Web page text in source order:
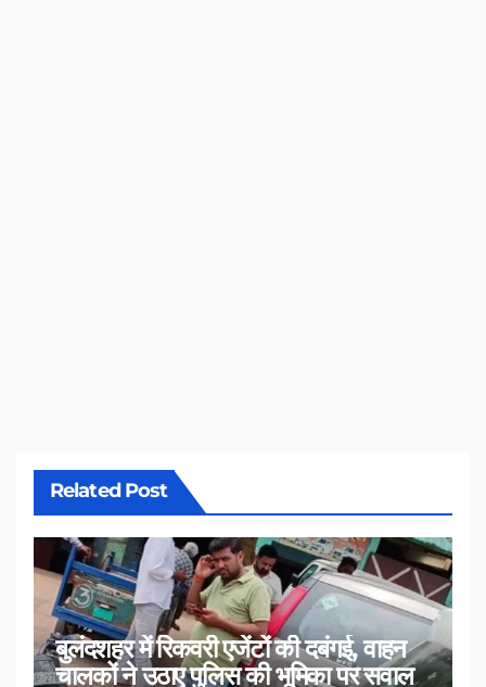
Related Post
बुलंदशहर में रिकवरी एजेंटों की दबंगई, वाहन
चालकों ने उठाए पुलिस की भूमिका पर सवाल